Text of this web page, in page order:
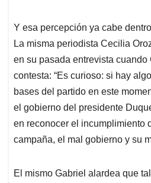
Y esa percepción ya cabe
La misma periodista Cecilia
en su pasada entrevista cuando
contesta: “Es curioso: si hay
bases del partido en este
el gobierno del presidente
en reconocer el incumplimiento
campaña, el mal gobierno y su
El mismo Gabriel alardea que